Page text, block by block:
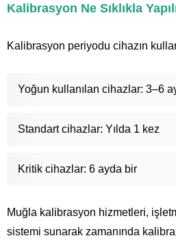
Kalibrasyon Ne Sıklıkla
Kalibrasyon periyodu cihazın
Yoğun kullanılan cihazlar: 3–6
Standart cihazlar: Yılda 1 kez
Kritik cihazlar: 6 ayda bir
Muğla kalibrasyon hizmetleri,
sistemi sunarak zamanında